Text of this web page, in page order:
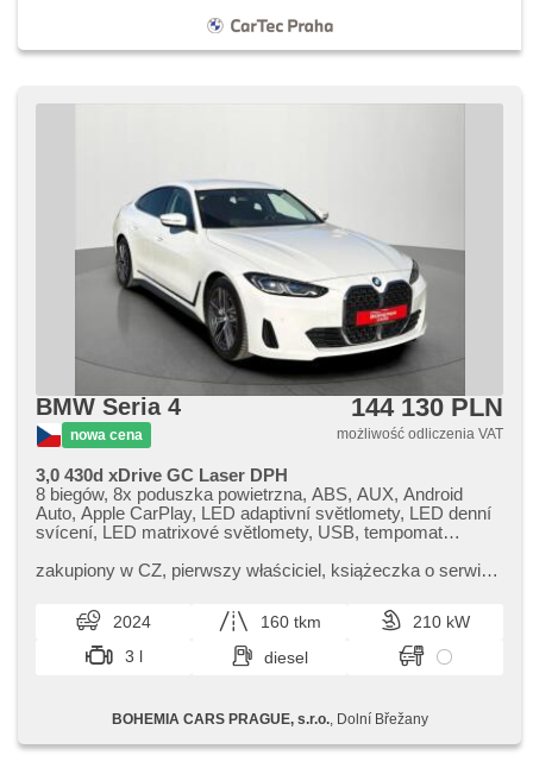
BMW Seria 4
nowa cena
144 130 PLN
możliwość odliczenia VAT
3,0 430d xDrive GC Laser DPH
8 biegów, 8x poduszka powietrzna, ABS, AUX, Android
Auto, Apple CarPlay, LED adaptivní světlomety, LED denní
svícení, LED matrixové světlomety, USB, tempomat
aktivní kapota, asistent jízdy v jízdním pruhu, asistent jízdy
jízdního pruhu, automatyczne lampy ostrzegawcze,
klimatronic, automat, automat. blok. mech. różnicowego,
automatyczny hamulec, automatické přepínání dálkových
světel, radio fabryczne, bluetooth, asystent hamulcowy,
příjem rádia (DAB), digitální přístrojová deska, digitální
přístrojový štít, dotykové ovládání palubního počítače,
zakupiony w CZ,​ pierwszy właściciel,​ książeczka o serwis.,​
DPH a plnou servisní ...
2024 160 tkm
210 kW
3 l
diesel
BOHEMIA CARS PRAGUE, s.r.o., Dolní Břežany